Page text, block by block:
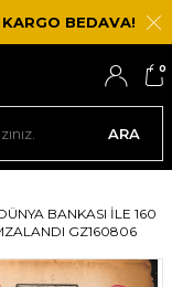
KARGO BEDAVA!
ARA
0
BANKASI İLE 160
GZ160806